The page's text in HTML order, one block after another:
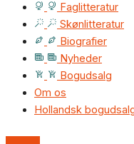
Faglitteratur
Skønlitteratur
Biografier
Nyheder
Bogudsalg
Om os
Hollandsk